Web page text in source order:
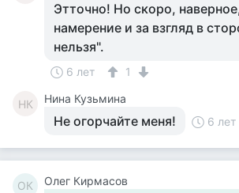
Этточно! Но скоро,
намерение и за взгляд в
нельзя".
6 лет 1
НК Нина Кузьмина
Не огорчайте меня! 6 лет
ОК Олег Кирмасов